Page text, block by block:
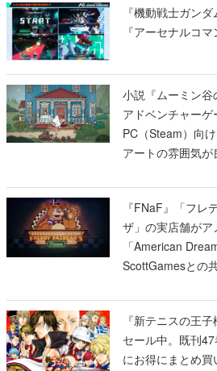
『機動戦士ガン
『アーセナルコ
小説『ムーミン谷
アドベンチャーゲ
PC（Steam）向
アートの雰囲気
『FNaF』「フレ
ザ」の実店舗が
「American
ScottGamesとの
テージショーや
る
『新テニスの王
セール中。既刊
にお得にまとめ買